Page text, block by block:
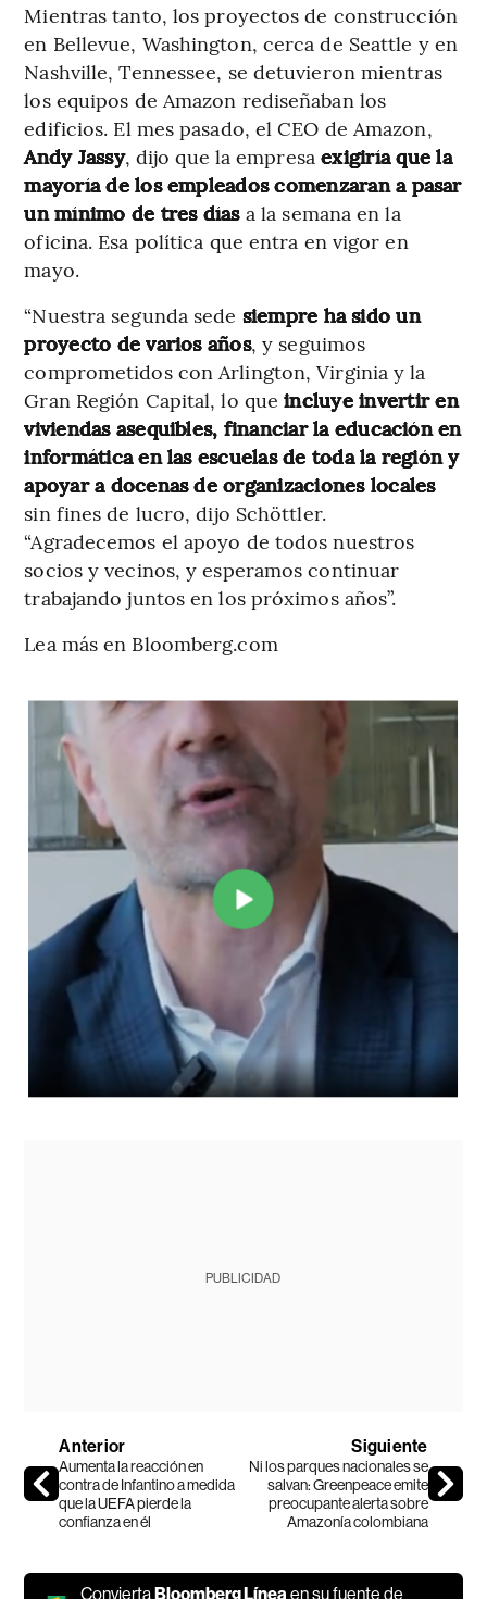
Mientras tanto, los proyectos de construcción
en Bellevue, Washington, cerca de Seattle y en
Nashville, Tennessee, se detuvieron mientras
los equipos de Amazon rediseñaban los
edificios. El mes pasado, el CEO de Amazon,
Andy Jassy, dijo que la empresaexigiría que la
mayoría de los empleados comenzaran a pasar
un mínimo de tres días a la semana en la
oficina. Esa política que entra en vigor en
mayo.
“Nuestra segunda sede siempre ha sido un
proyecto de varios años, y seguimos
comprometidos con Arlington, Virginia y la
Gran Región Capital, lo queincluye invertir en
viviendas asequibles, financiar la educación en
informática en las escuelas de toda la región y
apoyar a docenas de organizaciones locales
sin fines de lucro, dijo Schöttler.
“Agradecemos el apoyo de todos nuestros
socios y vecinos, y esperamos continuar
trabajando juntos en los próximos años”.
Lea más en Bloomberg.com
PUBLICIDAD
Anterior
Aumenta la reacción en
contra de Infantino a medida
que la UEFA pierde la
confianza en él
Siguiente
Ni los parques nacionales se
salvan: Greenpeace emite
preocupante alerta sobre
Amazonía colombiana
Convierta Bloomberg Línea en su fuente de